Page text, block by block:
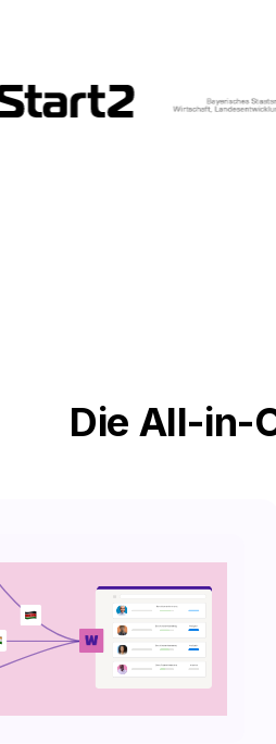
Die All-in-